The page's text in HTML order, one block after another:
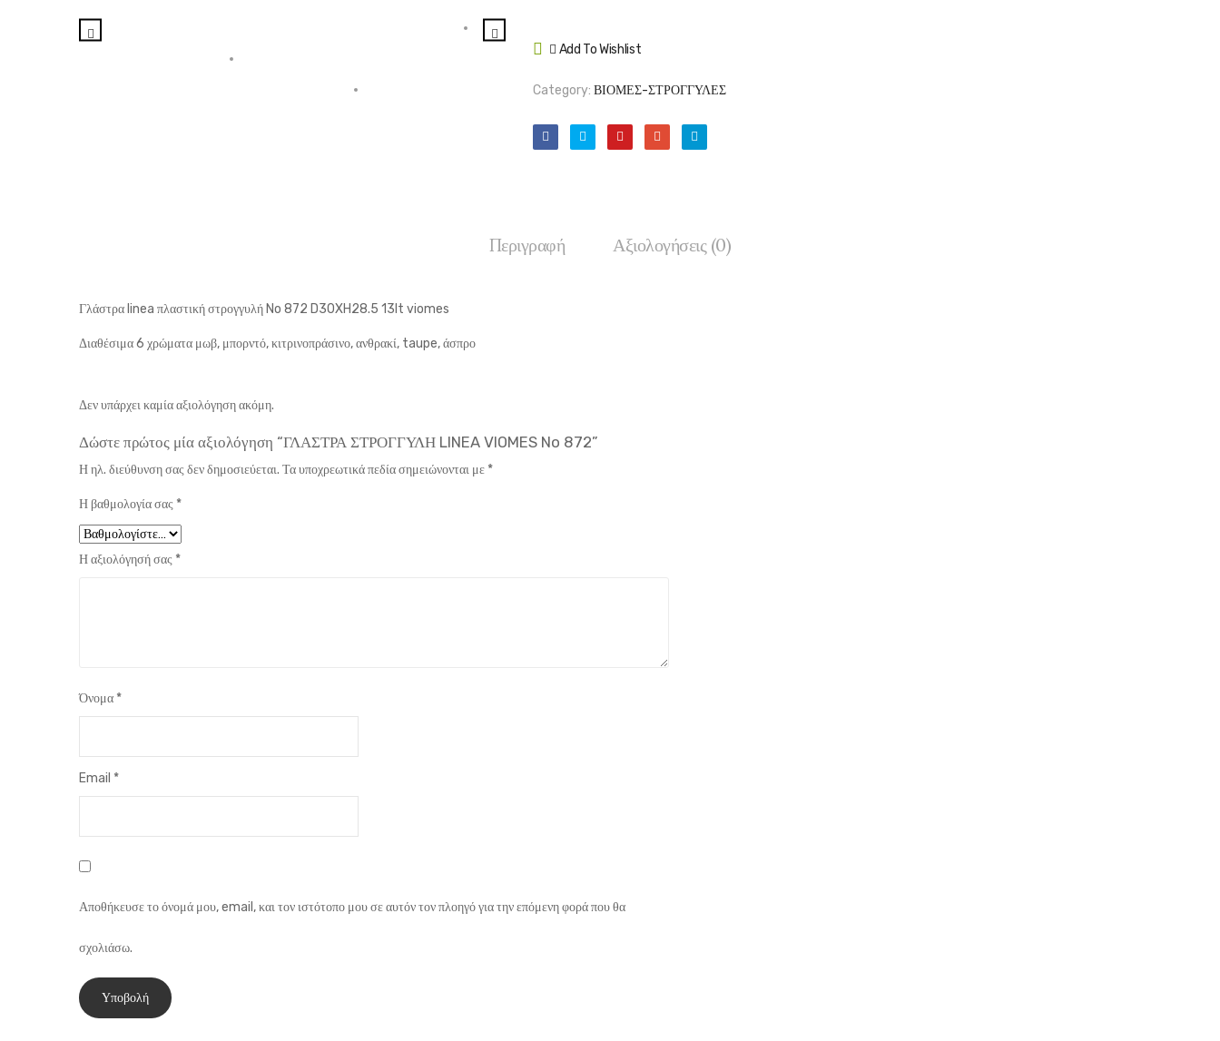
Add To Wishlist
Category: ΒΙΟΜΕΣ-ΣΤΡΟΓΓΥΛΕΣ
Περιγραφή Αξιολογήσεις (0)
Γλάστρα linea πλαστική στρογγυλή No 872 D30XH28.5 13lt viomes
Διαθέσιμα 6 χρώματα μωβ, μπορντό, κιτρινοπράσινο, ανθρακί, taupe, άσπρο
Δεν υπάρχει καμία αξιολόγηση ακόμη.
Δώστε πρώτος μία αξιολόγηση “ΓΛΑΣΤΡΑ ΣΤΡΟΓΓΥΛΗ LINEA VIOMES No 872”
Η ηλ. διεύθυνση σας δεν δημοσιεύεται. Τα υποχρεωτικά πεδία σημειώνονται με *
Η βαθμολογία σας *
Η αξιολόγησή σας *
Όνομα *
Email *
Αποθήκευσε το όνομά μου, email, και τον ιστότοπο μου σε αυτόν τον πλοηγό για την επόμενη φορά που θα
σχολιάσω.